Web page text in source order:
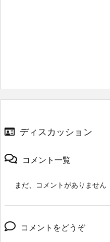
ディスカッション
コメント一覧
まだ、コメントがありません
コメントをどうぞ